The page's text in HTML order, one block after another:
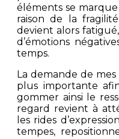
éléments se
raison de la
devient alors
d’émotions
temps.
La demande de
plus importante
gommer ainsi le
regard revient à
les rides
tempes,